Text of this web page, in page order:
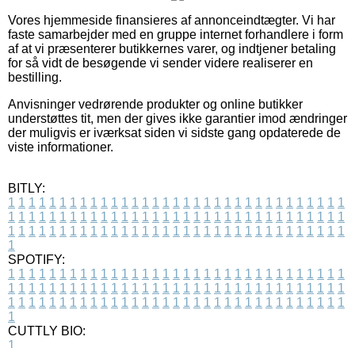
Vores hjemmeside finansieres af annonceindtægter. Vi har
faste samarbejder med en gruppe internet forhandlere i form
af at vi præsenterer butikkernes varer, og indtjener betaling
for så vidt de besøgende vi sender videre realiserer en
bestilling.
Anvisninger vedrørende produkter og online butikker
understøttes tit, men der gives ikke garantier imod ændringer
der muligvis er iværksat siden vi sidste gang opdaterede de
viste informationer.
BITLY:
1 1 1 1 1 1 1 1 1 1 1 1 1 1 1 1 1 1 1 1 1 1 1 1 1 1 1 1 1 1 1 1 1
1 1 1 1 1 1 1 1 1 1 1 1 1 1 1 1 1 1 1 1 1 1 1 1 1 1 1 1 1 1 1 1 1
1 1 1 1 1 1 1 1 1 1 1 1 1 1 1 1 1 1 1 1 1 1 1 1 1 1 1 1 1 1 1 1 1
1
SPOTIFY:
1 1 1 1 1 1 1 1 1 1 1 1 1 1 1 1 1 1 1 1 1 1 1 1 1 1 1 1 1 1 1 1 1
1 1 1 1 1 1 1 1 1 1 1 1 1 1 1 1 1 1 1 1 1 1 1 1 1 1 1 1 1 1 1 1 1
1 1 1 1 1 1 1 1 1 1 1 1 1 1 1 1 1 1 1 1 1 1 1 1 1 1 1 1 1 1 1 1 1
1
CUTTLY BIO:
1